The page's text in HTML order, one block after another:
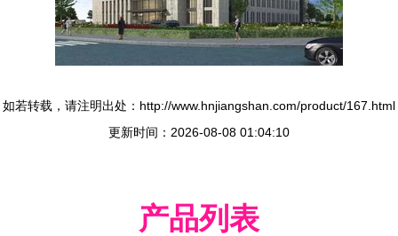
如若转载，请注明出处：http://www.hnjiangshan.com/product/167.html
更新时间：2026-08-08 01:04:10
产品列表